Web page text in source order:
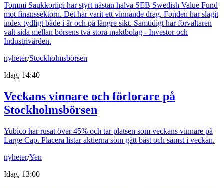
Tommi Saukkoriipi har styrt nästan halva SEB Swedish Value Fund
mot finanssektorn. Det har varit ett vinnande drag. Fonden har slagit
index tydligt både i år och på längre sikt. Samtidigt har förvaltaren
valt sida mellan börsens två stora maktbolag - Investor och
Industrivärden.
nyheter/Stockholmsbörsen
Idag, 14:40
Veckans vinnare och förlorare på
Stockholmsbörsen
Yubico har rusat över 45% och tar platsen som veckans vinnare på
Large Cap. Placera listar aktierna som gått bäst och sämst i veckan.
nyheter/Yen
Idag, 13:00